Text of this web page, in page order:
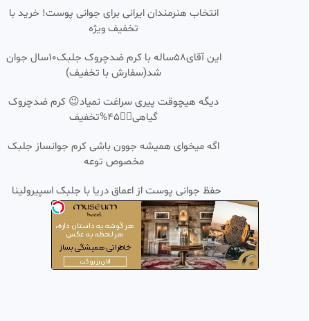
0:00:12 گیم پلی فوتبال🤣
•
یه ادیت قشنگ از کریستیانو
مادیار
• 1 سال پیش
0:00:19
ادیت فوتبالی رونالدو جدید و خفن
🤣🙃😇🙃
•
0:00:19 سوپرگل ورزش فوتبال
Blackeditor_ir
544 بازدید •
انتخاب هنرمندان ایرانی برای جوانی پوست! خرید با
تخفیف ویژه
این آقای58ساله با کرم ضدچروک جلبک10سال جوان
شد(سفارش با تخفیف)
دیگه هیچوقت پیری سراغت نمیاد😉 کرم ضدچروک
گیاهی👈🏻45%تخفیف
اگه میخوای همیشه جوون باشی کرم جوانساز جلبک
مخصوص توعه
حفظ جوانی پوست از اعماق دریا با جلبک اسپیرولینا